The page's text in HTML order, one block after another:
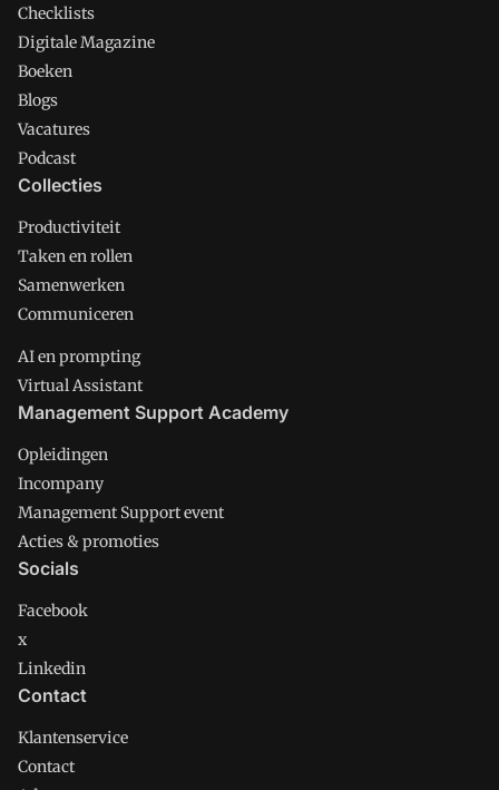
Checklists
Digitale Magazine
Boeken
Blogs
Vacatures
Podcast
Collecties
Productiviteit
Taken en rollen
Samenwerken
Communiceren
AI en prompting
Virtual Assistant
Management Support Academy
Opleidingen
Incompany
Management Support event
Acties & promoties
Socials
Facebook
x
Linkedin
Contact
Klantenservice
Contact